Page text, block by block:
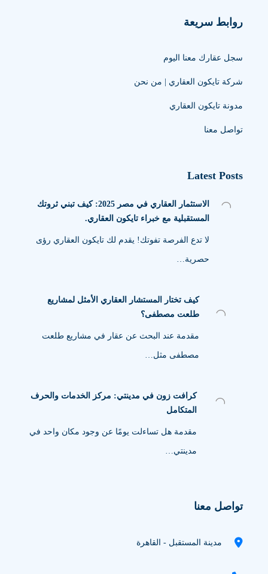
روابط سريعة
سجل عقارك معنا اليوم
شركة تايكون العقاري | من نحن
مدونة تايكون العقاري
تواصل معنا
Latest Posts
الاستثمار العقاري في مصر 2025: كيف تبني ثروتك
المستقبلية مع خبراء تايكون العقاري.
لا تدع الفرصة تفوتك! يقدم لك تايكون العقاري رؤى
حصرية…
كيف تختار المستشار العقاري الأمثل لمشاريع
طلعت مصطفى؟
مقدمة عند البحث عن عقار في مشاريع طلعت
مصطفى مثل…
كرافت زون في مدينتي: مركز الخدمات والحرف
المتكامل
مقدمة هل تساءلت يومًا عن وجود مكان واحد في
مدينتي…
تواصل معنا
مدينة المستقبل - القاهرة